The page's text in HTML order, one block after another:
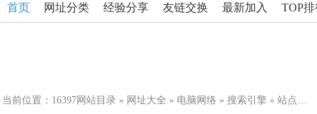
首页 网址分类 经验分享 友链交换 最新加入 TOP
当前位置： 16397网站目录 » 网址大全 » 电脑网络 » 搜索引擎 » 站点详细